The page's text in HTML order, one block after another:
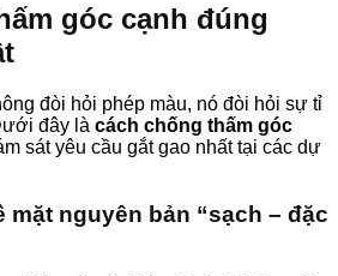
góc cạnh đúng
đòi hỏi phép màu, nó đòi hỏi sự tỉ
đây là cách chống thấm góc
sát yêu cầu gắt gao nhất tại các dự
mặt nguyên bản “sạch – đặc